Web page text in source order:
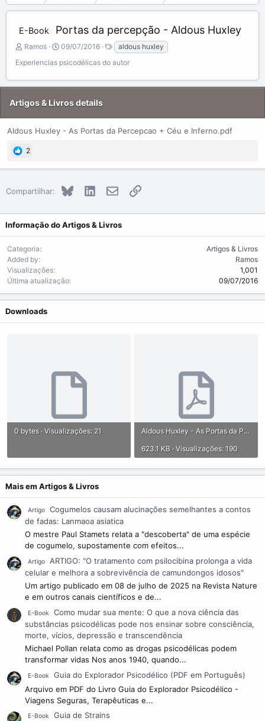
E-Book Portas da percepção - Aldous Huxley
A
d
d
y
Ramos
C
e
t
d
a
09/07/2016
T
a
g
aldous huxley
Experiencias psicodélicas do autor
Artigos & Livros details
Aldous Huxley - As Portas da Percepcao + Céu e Inferno.pdf
2
Compartilhar: Bluesky LinkedInE-mailLink
Informação do Artigos & Livros
Categoria
Artigos & Livros
Added by
Ramos
Visualizações
1,001
Última atualização
09/07/2016
Downloads
0 bytes · Visualizações: 21
Aldous Huxley - As Portas da Percepcao + Céu e Inferno.pdf
623.1 KB · Visualizações: 190
Mais em Artigos & Livros
Artigo
Cogumelos causam alucinações semelhantes a contos
de fadas: Lanmaoa asiatica
O mestre Paul Stamets relata a "descoberta" de uma espécie
de cogumelo, supostamente com efeitos...
Artigo
ARTIGO: "O tratamento com psilocibina prolonga a vida
celular e melhora a sobrevivência de camundongos idosos"
Um artigo publicado em 08 de julho de 2025 na Revista Nature
e em outros canais científicos e de...
E-Book
Como mudar sua mente: O que a nova ciência das
substâncias psicodélicas pode nos ensinar sobre consciência,
morte, vícios, depressão e transcendência
Michael Pollan relata como as drogas psicodélicas podem
transformar vidas Nos anos 1940, quando...
E-Book
Guia do Explorador Psicodélico (PDF em Português)
Arquivo em PDF do Livro Guia do Explorador Psicodélico -
Viagens Seguras, Terapêuticas e...
E-Book
Guia de Strains